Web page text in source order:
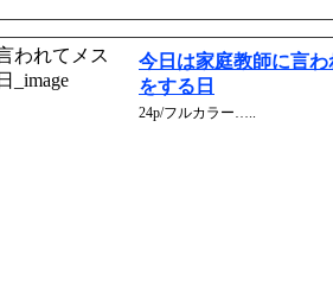
今日は家庭教師に言
をする日
24p/フルカラー…..